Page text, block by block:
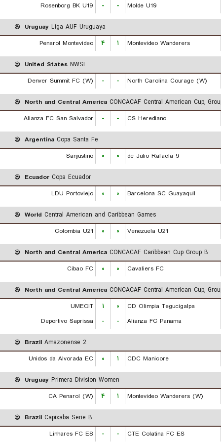
Rosenborg BK U19 - - Molde U19
Uruguay Liga AUF Uruguaya
Penarol Montevideo
۴ ۱ Montevideo Wanderers
United States NWSL
Denver Summit FC (W)
- - North Carolina Courage (W)
North and Central America CONCACAF Central American Cup,
Alianza FC San Salvador
- - CS Herediano
Argentina Copa Santa Fe
Sanjustino
۰ ۰ 9 de Julio Rafaela
Ecuador Copa Ecuador
LDU Portoviejo
۰ ۰ Barcelona SC Guayaquil
World Central American and Caribbean Games
Colombia U21
۰ ۰ Venezuela U21
North and Central America CONCACAF Caribbean Cup Group B
Cibao FC
۰ ۰ Cavaliers FC
North and Central America CONCACAF Central American Cup,
UMECIT
۱ ۰
CD Olimpia Tegucigalpa
Deportivo Saprissa
- - Alianza FC Panama
Brazil Amazonense 2
Unidos da Alvorada EC
۰ ۱ CDC Manicore
Uruguay Primera Division Women
CA Penarol (W)
۴ ۱ Montevideo Wanderers (W)
Brazil Capixaba Serie B
Linhares FC ES
- - CTE Colatina FC ES